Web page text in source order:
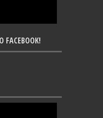
FACEBOOK!